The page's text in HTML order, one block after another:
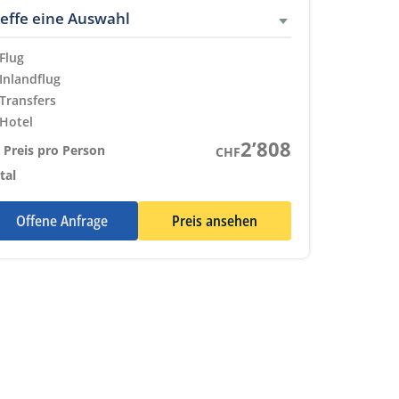
eine Auswahl
Flug
Eingeschlossene Leistungen
Inlandflug
Eingeschlossene Leistungen
Transfers
Eingeschlossene Leistungen
Hotel
Eingeschlossene Leistungen
Preis pro Person
CHF2’808
Offene Anfrage Preis ansehen